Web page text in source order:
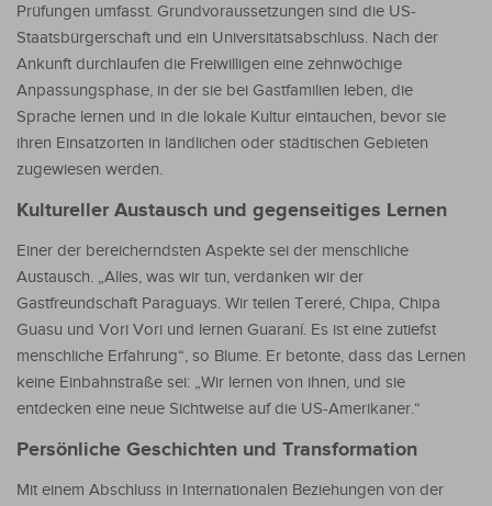
Prüfungen umfasst. Grundvoraussetzungen sind die US-
Staatsbürgerschaft und ein Universitätsabschluss. Nach der
Ankunft durchlaufen die Freiwilligen eine zehnwöchige
Anpassungsphase, in der sie bei Gastfamilien leben, die
Sprache lernen und in die lokale Kultur eintauchen, bevor sie
ihren Einsatzorten in ländlichen oder städtischen Gebieten
zugewiesen werden.
Kultureller Austausch und gegenseitiges Lernen
Einer der bereicherndsten Aspekte sei der menschliche
Austausch. „Alles, was wir tun, verdanken wir der
Gastfreundschaft Paraguays. Wir teilen Tereré, Chipa, Chipa
Guasu und Vori Vori und lernen Guaraní. Es ist eine zutiefst
menschliche Erfahrung“, so Blume. Er betonte, dass das Lernen
keine Einbahnstraße sei: „Wir lernen von ihnen, und sie
entdecken eine neue Sichtweise auf die US-Amerikaner.“
Persönliche Geschichten und Transformation
Mit einem Abschluss in Internationalen Beziehungen von der